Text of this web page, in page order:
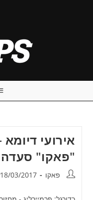
"פאקו" סעדה
מחבר:פאקו פורסם:
18/03/2017